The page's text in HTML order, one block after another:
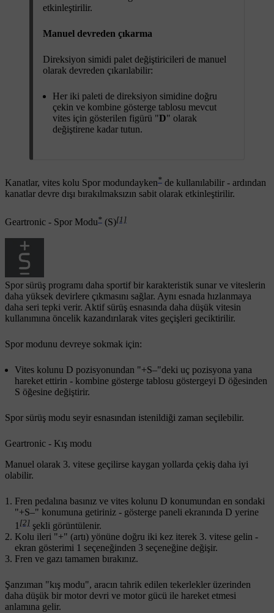
etkinleştirilir.
Manuel devreden çıkarma
Direksiyon simidi palet değiştiricileri de manuel
olarak devreden çıkarılabilir:
Her iki paleti de direksiyon simidine doğru
çekin ve kombine gösterge tablosu mevcut
vites için gösterilen figürü "D" olarak
değiştirene kadar tutun.
Kanatlar, vites kolu Spor modundayken* de kullanılabilir - ardından
kanatlar devre dışı bırakılmaksızın sabit olarak etkinleştirilir.
Geartronic - Spor Modu* (S)[1]
Spor sürüş programı daha sportif bir karakteristik sunar ve viteslerin
daha yüksek devirlere çıkmasını sağlar. Aynı esnada hızlanmaya
daha seri tepki verir. Aktif sürüş esnasında daha düşük vitesin
kullanımına öncelik kazandırılarak vites geçişleri geciktirilir.
Spor modunu devreye sokmak için:
Vites kolunu D pozisyonundan "+S–"deki uç pozisyona yana
hareket ettirin - kombine gösterge tablosu göstergeyi D öğesinden
S öğesine değiştirir.
Spor sürüş modu seyir esnasından istenildiği zaman seçilebilir.
Geartronic - Kış modu
Manuel olarak 3. vitese geçilirse kaygan yollarda çekiş daha iyi
olabilir.
Fren pedalına basınız ve vites kolunu D konumundan en sondaki
"+S–" konumuna getiriniz - gösterge paneli ekranında D yerine
1 [2] şekli görüntülenir.
Kolu ileri "+" (artı) yönüne doğru iki kez iterek 3. vitese gelin -
ekran gösterimi 1 seçeneğinden 3 seçeneğine değişir.
Fren ve gazı tamamen bırakınız.
Şanzıman "kış modu", aracın tahrik edilen tekerlekler üzerinden
daha düşük bir motor devri ve motor gücü ile hareket etmesi
anlamına gelir.